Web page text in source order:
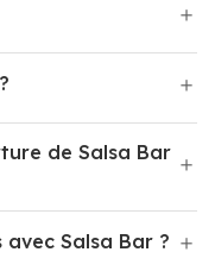
de Salsa Bar
Salsa Bar ?